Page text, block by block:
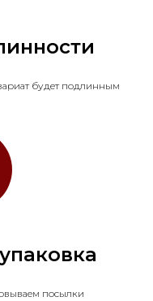
будет подлинным
посылки